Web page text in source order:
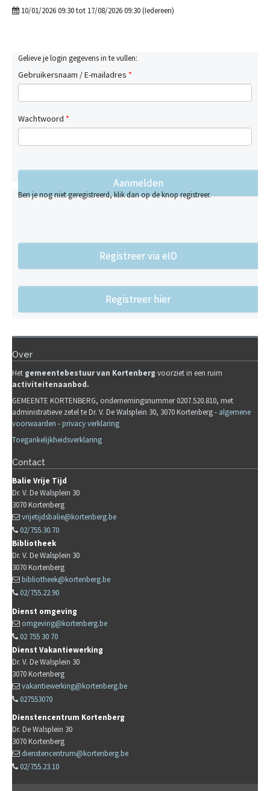
10/01/2026 09:30 tot 17/08/2026 09:30 (Iedereen)
Gelieve je login gegevens in te vullen:
Gebruikersnaam / E-mailadres *
Wachtwoord *
Ben je nog niet geregistreerd, klik dan op de knop registreer.
Registreer via eID
Registreer hier
Over
Het gemeentebestuur van Kortenberg voorziet in een ruim
activiteitenaanbod.
GEMEENTE KORTENBERG, ondernemingsnummer 0207.520.810, met
administratieve zetel te Dr. V. De Walsplein 30, 3070 Kortenberg - algemene
voorwaarden -privacy verklaring
Toegankelijkheidsverklaring
Contact
Balie Vrije Tijd
Dr. V. De Walsplein 30
3070Kortenberg
vrijetijdsbalie@kortenberg.be
02/755.30.70
Bibliotheek
Dr. V. De Walsplein 30
3070Kortenberg
bibliotheek@kortenberg.be
02/755.22.90
Dienst omgeving
omgeving@kortenberg.be
02 755 30 70
Dienst Vakantiewerking
Dr. V. De Walsplein 30
3070Kortenberg
vakantiewerking@kortenberg.be
027553070
Dienstencentrum Kortenberg
Dr. De Walsplein 30
3070Kortenberg
dienstencentrum@kortenberg.be
02/755.23.10